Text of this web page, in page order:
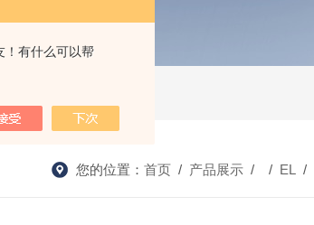
！有什么可以帮
您的位置： 首页 / 产品展示 / / EL /